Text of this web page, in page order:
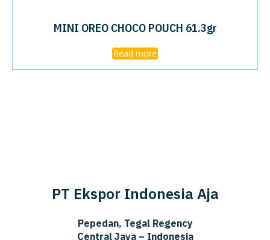
MINI OREO CHOCO POUCH 61.3gr
Read more
PT Ekspor Indonesia Aja
Pepedan, Tegal Regency
Central Java – Indonesia